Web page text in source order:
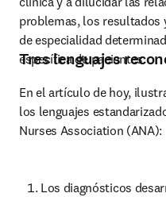
problemas, los resultados
de especialidad
específica de pacientes.
Tres lenguajes
En el artículo de hoy,
los lenguajes
Nurses Association (ANA):
Los diagnósticos